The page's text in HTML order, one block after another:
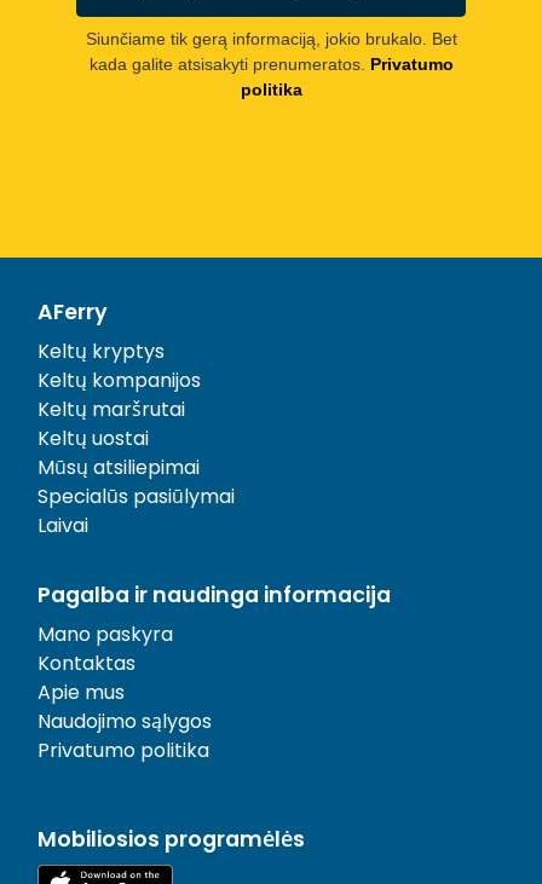
Siunčiame tik gerą informaciją, jokio brukalo. Bet
kada galite atsisakyti prenumeratos. Privatumo
politika
AFerry
Keltų kryptys
Keltų kompanijos
Keltų maršrutai
Keltų uostai
Mūsų atsiliepimai
Specialūs pasiūlymai
Laivai
Pagalba ir naudinga informacija
Mano paskyra
Kontaktas
Apie mus
Naudojimo sąlygos
Privatumo politika
Mobiliosios programėlės